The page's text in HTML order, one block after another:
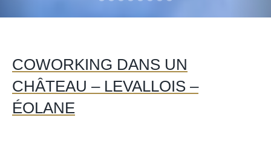
COWORKING DANS UN
CHÂTEAU – LEVALLOIS –
ÉOLANE